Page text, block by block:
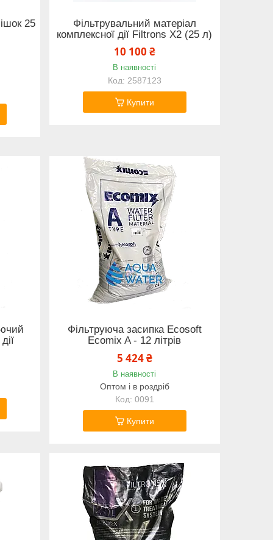
25
Фільтрувальний матеріал
комплексної дії Filtrons X2 (25 л)
10 100 ₴
В наявності
2587123
Купити
Фільтруюча засипка Ecosoft
Ecomix A - 12 літрів
5 424 ₴
В наявності
Оптом і в роздріб
0091
Купити